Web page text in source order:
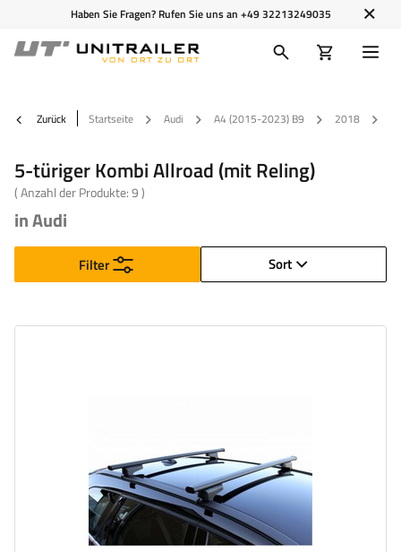
Haben Sie Fragen? Rufen Sie uns an +49 32213249035
Zurück Startseite Audi A4 (2015-2023) B9 2018
5-türiger Kombi Allroad (mit Reling)
( Anzahl der Produkte:9)
in Audi
Sort
Filter